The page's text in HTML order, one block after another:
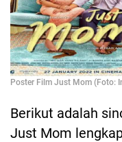
Poster Film Just Mom (Foto:
Berikut adalah
Just Mom